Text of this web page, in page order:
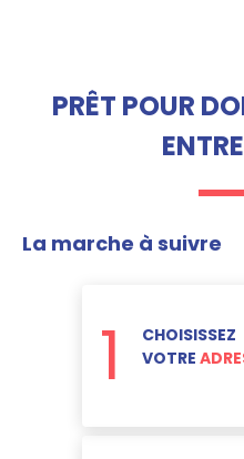
PRÊT POUR
La marche à suivre
1
CHOISISSEZ
VOTRE